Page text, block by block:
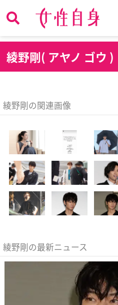
綾野剛( アヤノ ゴウ )
綾野剛の関連画像
綾野剛の最新ニュース